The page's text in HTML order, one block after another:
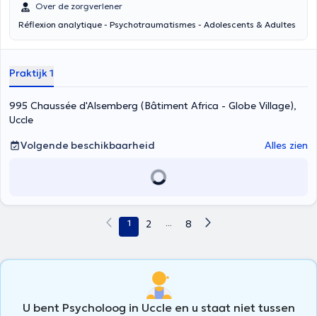
Over de zorgverlener
Réflexion analytique - Psychotraumatismes - Adolescents & Adultes
Praktijk 1
995 Chaussée d'Alsemberg (Bâtiment Africa - Globe Village),
Uccle
Volgende beschikbaarheid
Alles zien
1 2 ... 8
U bent Psycholoog in Uccle en u staat niet tussen